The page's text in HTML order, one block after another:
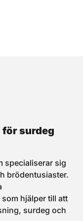
för surdeg
specialiserar sig
brödentusiaster.
hjälper till att
surdeg och